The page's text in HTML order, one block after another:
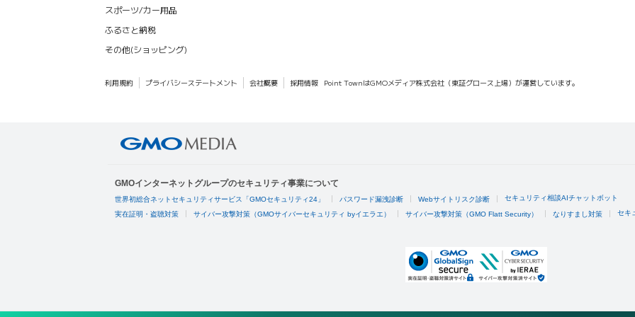
スポーツ/カー用品
ふるさと納税
その他(ショッピング)
利用規約 プライバシーステートメント 会社概要 採用情報 Point TownはGMOメディア株式会社（東証グロース上場）が運営しています。
GMOインターネットグループのセキュリティ事業について
世界初総合ネットセキュリティサービス「GMOセキュリティ24」 パスワード漏洩診断 Webサイトリスク診断 セキュリティ相談AIチャットボット
実在証明・盗聴対策 サイバー攻撃対策（GMOサイバーセキュリティ byイエラエ） サイバー攻撃対策（GMO Flatt Security） なりすまし対策 セキ